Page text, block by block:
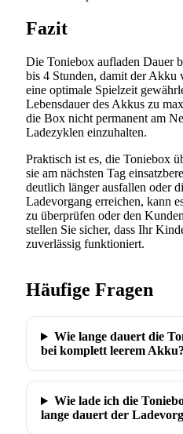
Fazit
Die Toniebox aufladen Dauer
bis 4 Stunden, damit der Akku
eine optimale Spielzeit
Lebensdauer des Akkus zu
die Box nicht permanent am
Ladezyklen einzuhalten.
Praktisch ist es, die Toniebox
sie am nächsten Tag
deutlich länger ausfallen oder
Ladevorgang erreichen, kann
zu überprüfen oder den
stellen Sie sicher, dass Ihr
zuverlässig funktioniert.
Häufige Fragen
Wie lange dauert die
bei komplett leerem Akku?
Wie lade ich die
lange dauert der